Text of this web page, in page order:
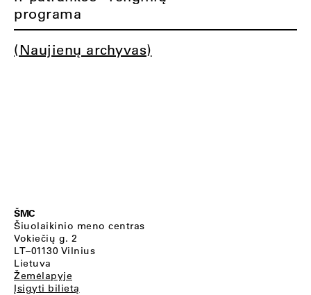
programa
(Naujienų archyvas)
ŠMC
Šiuolaikinio meno centras
Vokiečių g. 2
LT–01130 Vilnius
Lietuva
Žemėlapyje
Įsigyti bilietą